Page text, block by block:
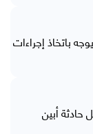
باتخاذ إجراءات
أبين